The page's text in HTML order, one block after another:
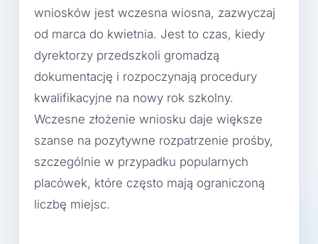
wniosków jest wczesna wiosna, zazwyczaj
od marca do kwietnia. Jest to czas, kiedy
dyrektorzy przedszkoli gromadzą
dokumentację i rozpoczynają procedury
kwalifikacyjne na nowy rok szkolny.
Wczesne złożenie wniosku daje większe
szanse na pozytywne rozpatrzenie prośby,
szczególnie w przypadku popularnych
placówek, które często mają ograniczoną
liczbę miejsc.